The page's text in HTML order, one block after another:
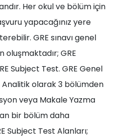
Her okul ve bölüm için
yapacağınız yere
GRE sınavı genel
GRE
Subject Test. GRE Genel
Analitik olarak 3 bölümden
veya Makale Yazma
bir bölüm daha
Subject Test Alanları;